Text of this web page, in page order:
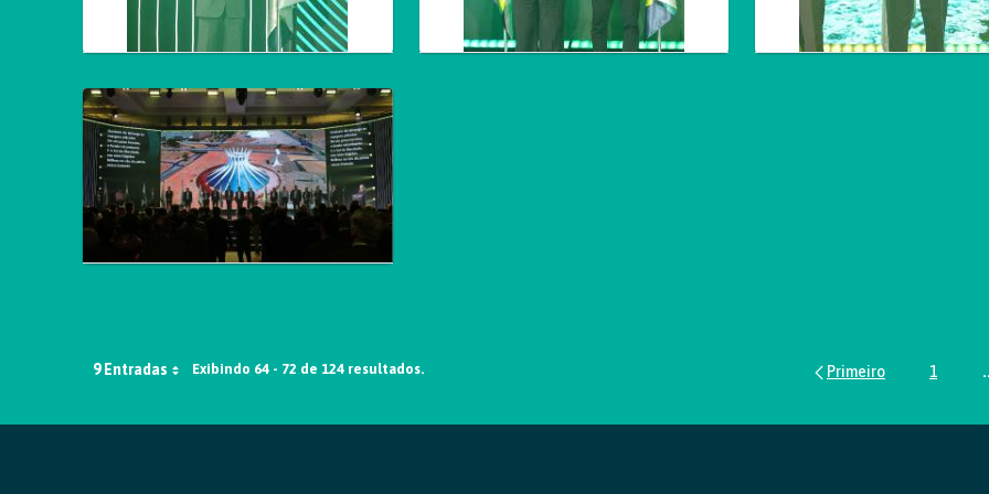
9 Entradas Exibindo 64 - 72 de 124 resultados.
Página
1